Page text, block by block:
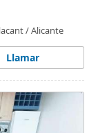
/ Alicante
Llamar